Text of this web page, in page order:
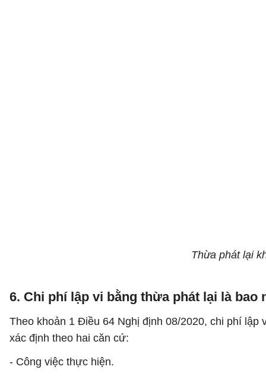
Thừa phát lại
6. Chi phí lập vi bằng thừa phát lại là bao
Theo khoản 1 Điều 64 Nghị định 08/2020, chi phí
xác định theo hai căn cứ:
- Công việc thực hiện.